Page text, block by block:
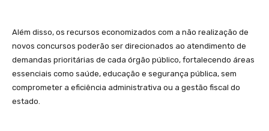
Além disso, os recursos economizados com a não realização de
novos concursos poderão ser direcionados ao atendimento de
demandas prioritárias de cada órgão público, fortalecendo áreas
essenciais como saúde, educação e segurança pública, sem
comprometer a eficiência administrativa ou a gestão fiscal do
estado.